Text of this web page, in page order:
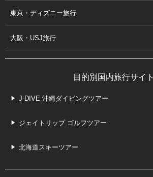
東京・ディズニー旅行
大阪・USJ旅行
目的別国内旅行サイト
J-DIVE 沖縄ダイビングツアー
ジェイトリップ ゴルフツアー
北海道スキーツアー